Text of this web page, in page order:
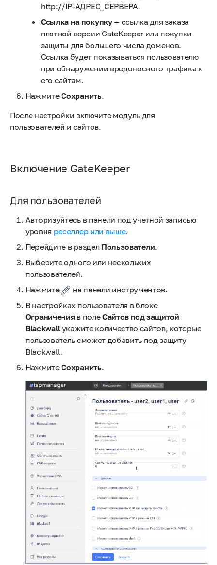
http://IP-АДРЕС_СЕРВЕРА.
Ссылка на покупку— ссылка для заказа
платной версии GateKeeper или покупки
защиты для большего числа доменов.
Ссылка будет показываться пользователю
при обнаружении вредоносного трафика к
его сайтам.
НажмитеСохранить.
После настройки включите модуль для
пользователей и сайтов.
Включение GateKeeper
Для пользователей
Авторизуйтесь в панели под учетной записью
уровня реселлер или выше.
Перейдите в раздел Пользователи.
Выберите одного или нескольких
пользователей.
Нажмите
на панели инструментов.
В настройках пользователя в блоке
Ограничения в полеСайтов под защитой
Blackwall укажите количество сайтов, которые
пользователь сможет добавить под защиту
Blackwall.
НажмитеСохранить.